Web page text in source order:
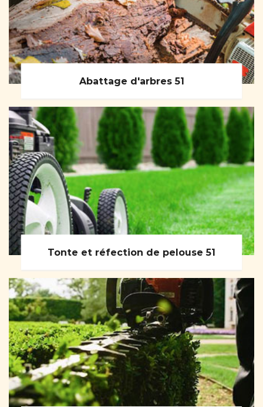
Abattage d'arbres 51
Tonte et réfection de pelouse 51